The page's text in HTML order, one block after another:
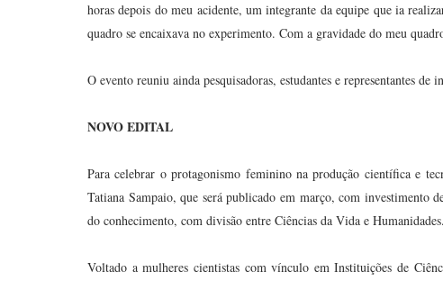
horas depois do meu acidente, um integrante da equipe que ia
quadro se encaixava no experimento. Com a gravidade do meu
O evento reuniu ainda pesquisadoras, estudantes e representantes de
NOVO EDITAL
Para celebrar o protagonismo feminino na produção científica e
Tatiana Sampaio, que será publicado em março, com investimento
do conhecimento, com divisão entre Ciências da Vida e Humanidades.
Voltado a mulheres cientistas com vínculo em Instituições de